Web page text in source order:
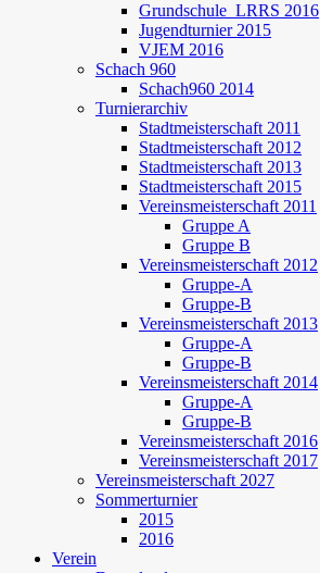
Grundschule_LRRS 2016
Jugendturnier 2015
VJEM 2016
Schach 960
Schach960 2014
Turnierarchiv
Stadtmeisterschaft 2011
Stadtmeisterschaft 2012
Stadtmeisterschaft 2013
Stadtmeisterschaft 2015
Vereinsmeisterschaft 2011
Gruppe A
Gruppe B
Vereinsmeisterschaft 2012
Gruppe-A
Gruppe-B
Vereinsmeisterschaft 2013
Gruppe-A
Gruppe-B
Vereinsmeisterschaft 2014
Gruppe-A
Gruppe-B
Vereinsmeisterschaft 2016
Vereinsmeisterschaft 2017
Vereinsmeisterschaft 2027
Sommerturnier
2015
2016
Verein